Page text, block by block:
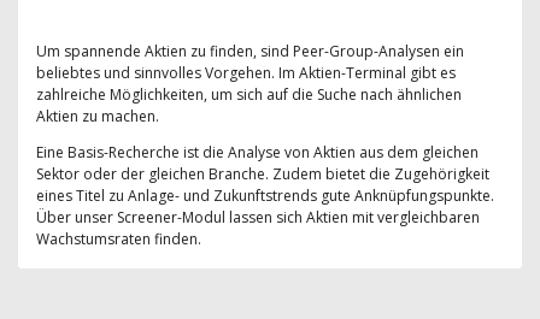
Um spannende Aktien zu finden, sind Peer-Group-Analysen ein
beliebtes und sinnvolles Vorgehen. Im Aktien-Terminal gibt es
zahlreiche Möglichkeiten, um sich auf die Suche nach ähnlichen
Aktien zu machen.
Eine Basis-Recherche ist die Analyse von Aktien aus dem gleichen
Sektor oder der gleichen Branche. Zudem bietet die Zugehörigkeit
eines Titel zu Anlage- und Zukunftstrends gute Anknüpfungspunkte.
Über unser Screener-Modul lassen sich Aktien mit vergleichbaren
Wachstumsraten finden.